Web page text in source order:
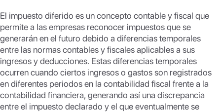
at
s
A
p
p
ail p
y
Li
n
k
El impuesto diferido es un concepto contable y fiscal que
permite a las empresas reconocer impuestos que se
generarán en el futuro debido a diferencias temporales
entre las normas contables y fiscales aplicables a sus
ingresos y deducciones. Estas diferencias temporales
ocurren cuando ciertos ingresos o gastos son registrados
en diferentes periodos en la contabilidad fiscal frente a la
contabilidad financiera, generando así una discrepancia
entre el impuesto declarado y el que eventualmente se